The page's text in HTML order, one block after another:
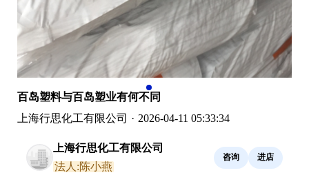
百岛塑料与百岛塑业有何不同
上海行思化工有限公司 · 2026-04-11 05:33:34
上海行思化工有限公司
法人:陈小燕
咨询 进店